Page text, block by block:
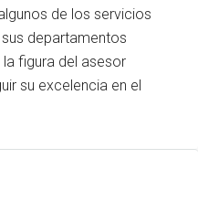
de los servicios
departamentos
figura del asesor
su excelencia en el